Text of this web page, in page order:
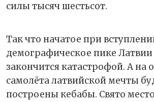
силы тысяч шестьсот.
Так что начатое при
демографическое пике
закончится катастрофой. А на
самолёта латвийской мечты
построены кебабы. Свято